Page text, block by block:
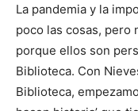
La pandemia y la
poco las cosas, pero
porque ellos son
Biblioteca. Con
Biblioteca,